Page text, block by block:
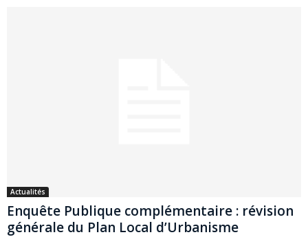
Actualités
Enquête Publique complémentaire : révision
générale du Plan Local d’Urbanisme